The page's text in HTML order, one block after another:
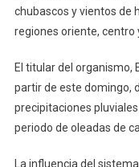
chubascos y vientos de
regiones oriente, centro
El titular del organismo,
partir de este domingo,
precipitaciones
periodo de oleadas de
La influencia del